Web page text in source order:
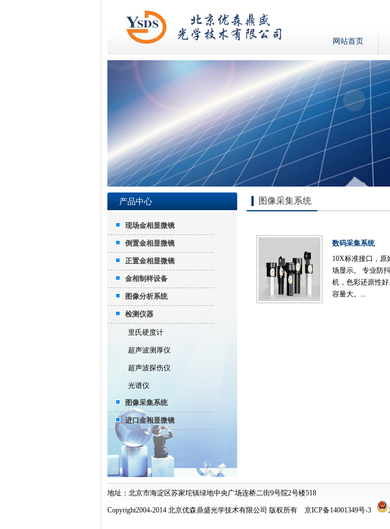
网站首页
产品中心 图像采集系统
现场金相显微镜
倒置金相显微镜
正置金相显微镜
金相制样设备
图像分析系统
检测仪器
里氏硬度计
超声波测厚仪
超声波探伤仪
光谱仪
图像采集系统
进口金相显微镜
数码采集系统
10X标准接口，原
场显示。 专业防
机，色彩还原性
容量大。...
地址：北京市海淀区苏家坨镇绿地中央广场连桥二街9号院2号楼518
Copyright2004-2014 北京优森鼎盛光学技术有限公司 版权所有 京ICP备14001349号-3